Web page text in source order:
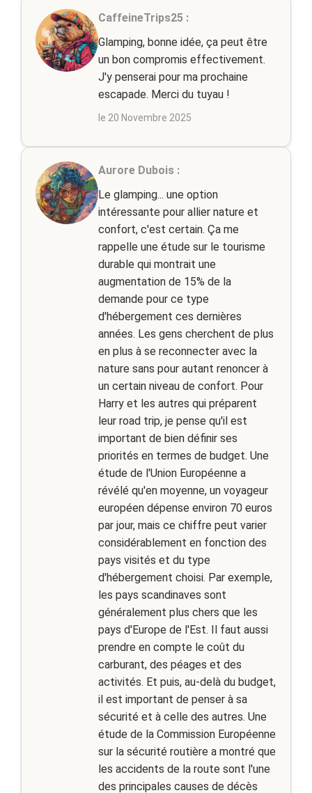
CaffeineTrips25 :
Glamping, bonne idée, ça peut être
un bon compromis effectivement.
J'y penserai pour ma prochaine
escapade. Merci du tuyau !
le 20 Novembre 2025
Aurore Dubois :
Le glamping... une option
intéressante pour allier nature et
confort, c'est certain. Ça me
rappelle une étude sur le tourisme
durable qui montrait une
augmentation de 15% de la
demande pour ce type
d'hébergement ces dernières
années. Les gens cherchent de plus
en plus à se reconnecter avec la
nature sans pour autant renoncer à
un certain niveau de confort. Pour
Harry et les autres qui préparent
leur road trip, je pense qu'il est
important de bien définir ses
priorités en termes de budget. Une
étude de l'Union Européenne a
révélé qu'en moyenne, un voyageur
européen dépense environ 70 euros
par jour, mais ce chiffre peut varier
considérablement en fonction des
pays visités et du type
d'hébergement choisi. Par exemple,
les pays scandinaves sont
généralement plus chers que les
pays d'Europe de l'Est. Il faut aussi
prendre en compte le coût du
carburant, des péages et des
activités. Et puis, au-delà du budget,
il est important de penser à sa
sécurité et à celle des autres. Une
étude de la Commission Européenne
sur la sécurité routière a montré que
les accidents de la route sont l'une
des principales causes de décès